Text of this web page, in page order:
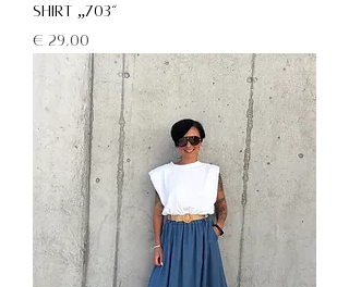
Shirt „703“
Preis
€ 29,00